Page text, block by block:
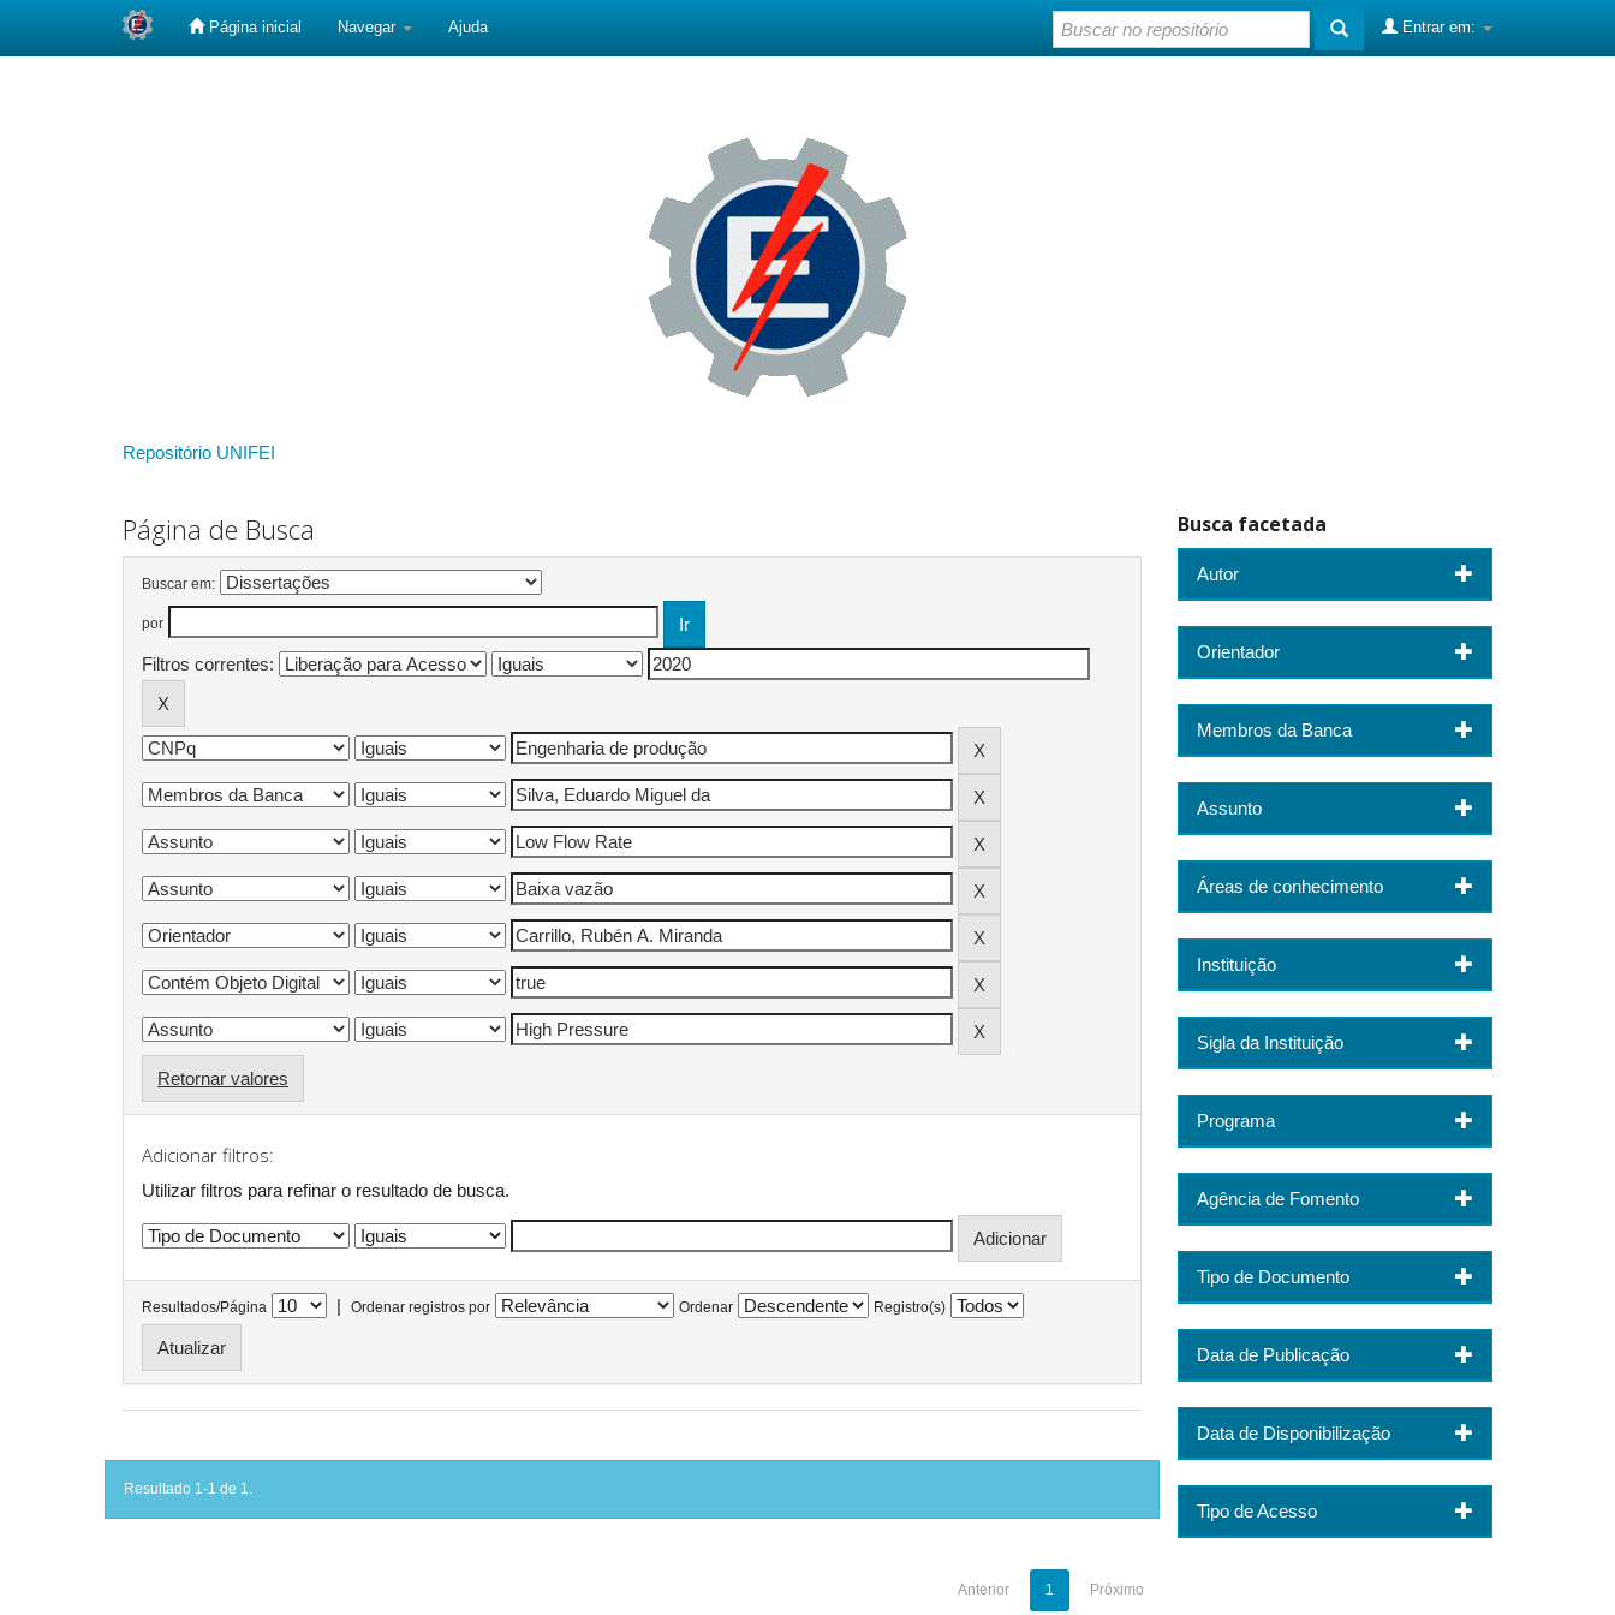
Página inicial Navegar Ajuda Entrar em:
Repositório UNIFEI
Página de Busca
Buscar em:
por
Filtros correntes:
Retornar valores
Adicionar filtros:
Utilizar filtros para refinar o resultado de busca.
Resultados/Página | Ordenar registros por Ordenar Registro(s)
Resultado 1-1 de 1.
Anterior 1 Próximo
Busca facetada
Autor
Orientador
Membros da Banca
Assunto
Áreas de conhecimento
Instituição
Sigla da Instituição
Programa
Agência de Fomento
Tipo de Documento
Data de Publicação
Data de Disponibilização
Tipo de Acesso